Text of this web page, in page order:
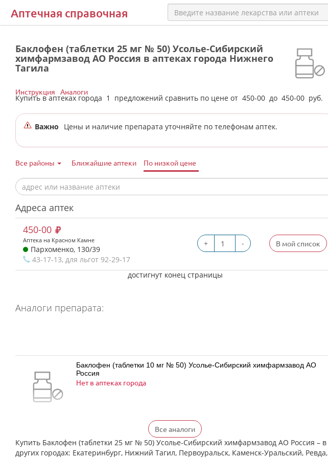
Аптечная справочная
Баклофен (таблетки 25 мг № 50) Усолье-Сибирский
химфармзавод АО Россия в аптеках города Нижнего
Тагила
Купить в аптеках города 1 предложений сравнить по цене от 450-00 до 450-00 руб.
Инструкция Аналоги
Важно Цены и наличие препарата уточняйте по телефонам аптек.
Все районы Ближайшие аптеки По низкой цене
Адреса аптек
+ - В мой список
450-00
Аптека на Красном Камне
Пархоменко, 130/39
43-17-13, для льгот 92-29-17
достигнут конец страницы
Аналоги препарата:
Баклофен (таблетки 10 мг № 50) Усолье-Сибирский химфармзавод АО
Россия
Нет в аптеках города
Баклофен (таблетки 25 мг № 50) Усолье-Сибирский химфармзавод АО
Россия
есть в 1 аптеках
Все аналоги
Купить Баклофен (таблетки 25 мг № 50) Усолье-Сибирский химфармзавод АО Россия – в
других городах: Екатеринбург, Нижний Тагил, Первоуральск, Каменск-Уральский, Ревда,